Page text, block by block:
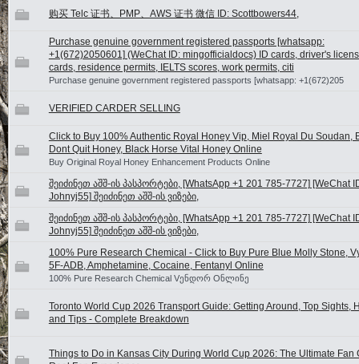
购买 Telc 证书、PMP、AWS 证书 微信 ID: Scottbowers44,
Purchase genuine government registered passports [whatsapp:
+1(672)2050601] (WeChat ID: mingofficialdocs) ID cards, driver's
cards, residence permits, IELTS scores, work permits, citi
Purchase genuine government registered passports [whatsapp: +1(672)205
VERIFIED CARDER SELLING
Click to Buy 100% Authentic Royal Honey Vip, Miel Royal Du Soudan,
Dont Quit Honey, Black Horse Vital Honey Online
Buy Original Royal Honey Enhancement Products Online
შეიძინეთ აშშ-ის პასპორტები, [WhatsApp +1 201 785-7727] [WeChat
Johnyj55] შეიძინეთ აშშ-ის ვიზები,
შეიძინეთ აშშ-ის პასპორტები, [WhatsApp +1 201 785-7727] [WeChat
Johnyj55] შეიძინეთ აშშ-ის ვიზები,
100% Pure Research Chemical - Click to Buy Pure Blue Molly Stone,
5F-ADB, Amphetamine, Cocaine, Fentanyl Online
100% Pure Research Chemical Vენდორ Oნლინე
Toronto World Cup 2026 Transport Guide: Getting Around, Top Sights,
and Tips - Complete Breakdown
Things to Do in Kansas City During World Cup 2026: The Ultimate Fan